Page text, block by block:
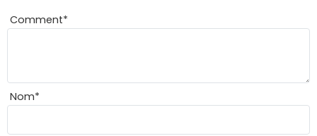
Comment*
Nom*